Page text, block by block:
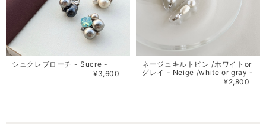
シュクレブローチ - Sucre -
¥3,600
ネージュキルトピン /ホワイトor
グレイ - Neige /white or gray -
¥2,800